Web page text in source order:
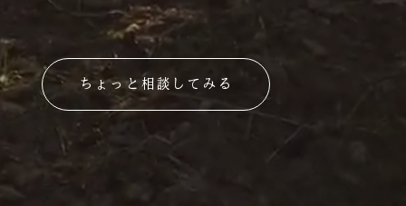
ちょっと相談してみる